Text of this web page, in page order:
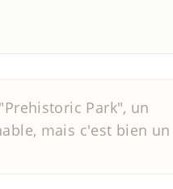
Park", un
mais c'est bien un